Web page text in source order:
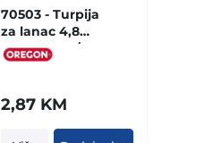
70503 - Turpija
za lanac 4,8
mm - 325, 3/16
(komad)
2,87 KM